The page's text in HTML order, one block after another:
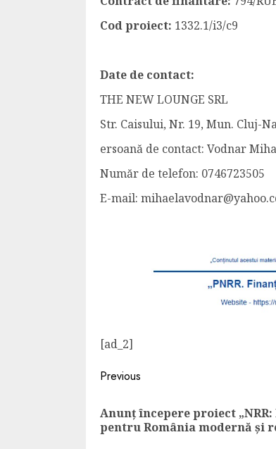
Cod proiect: 1332.1/i3/c9
Date de contact:
THE NEW LOUNGE SRL
Str. Caisului, Nr. 19, Mun. Cluj-
ersoană de contact: Vodnar
Număr de telefon: 0746723505
E-mail:
[ad_2]
Previous
Anunț începere proiect
pentru România modernă și